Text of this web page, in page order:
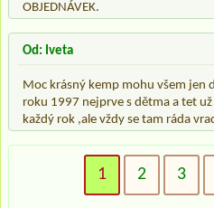
OBJEDNÁVEK.
Od: Iveta
Moc krásný kemp mohu všem jen
roku 1997 nejprve s dětma a tet
každý rok ,ale vždy se tam ráda
1 2 3